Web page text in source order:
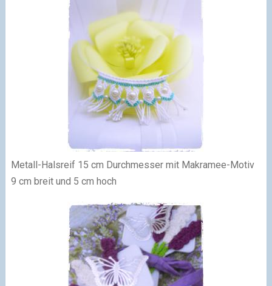
Metall-Halsreif 15 cm Durchmesser mit Makramee-Motiv
9 cm breit und 5 cm hoch